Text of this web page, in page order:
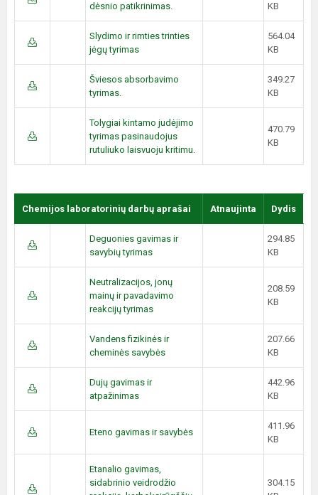
dėsnio patikrinimas.
KB
Slydimo ir rimties trinties
jėgų tyrimas
564.04
KB
Šviesos absorbavimo
tyrimas.
349.27
KB
Tolygiai kintamo judėjimo
tyrimas pasinaudojus
rutuliuko laisvuoju kritimu.
470.79
KB
Chemijos laboratorinių darbų aprašai Atnaujinta Dydis
Deguonies gavimas ir
savybių tyrimas
294.85
KB
Neutralizacijos, jonų
mainų ir pavadavimo
reakcijų tyrimas
208.59
KB
Vandens fizikinės ir
cheminės savybės
207.66
KB
Dujų gavimas ir
atpažinimas
442.96
KB
Eteno gavimas ir savybės
411.96
KB
Etanalio gavimas,
sidabrinio veidrodžio
304.15